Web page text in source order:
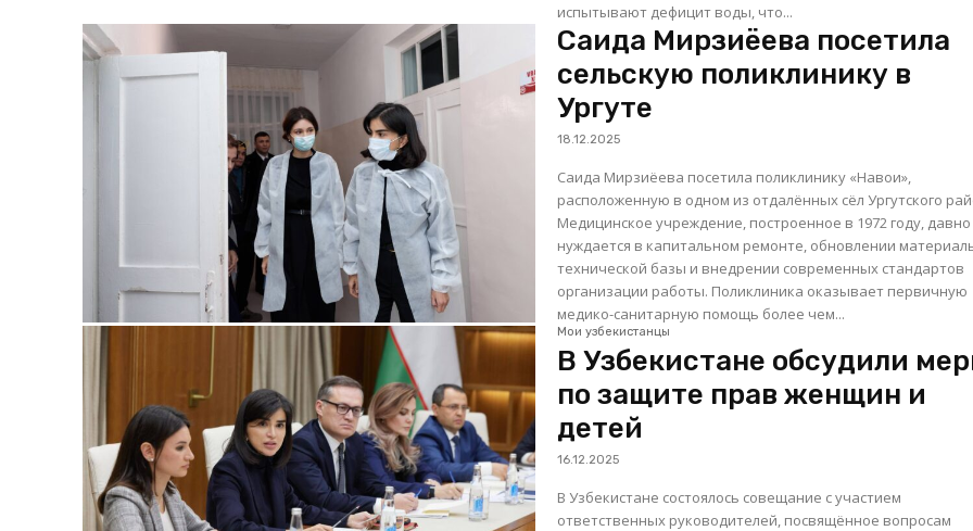
испытывают дефицит воды, что...
Саида Мирзиёева посетила
сельскую поликлинику в
Ургуте
18.12.2025
Саида Мирзиёева посетила поликлинику «Навои»,
расположенную в одном из отдалённых сёл Ургутского
Медицинское учреждение, построенное в 1972 году, давно
нуждается в капитальном ремонте, обновлении
технической базы и внедрении современных стандартов
организации работы. Поликлиника оказывает первичную
медико-санитарную помощь более чем...
Мои узбекистанцы
В Узбекистане обсудили
по защите прав женщин и
детей
16.12.2025
В Узбекистане состоялось совещание с участием
ответственных руководителей, посвящённое вопросам